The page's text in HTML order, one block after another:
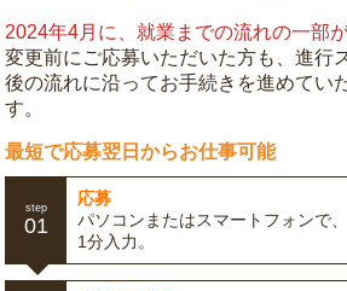
2024年4月に、就業までの流れの一部
変更前にご応募いただいた方も、進行
後の流れに沿ってお手続きを進めてい
す。
最短で応募翌日からお仕事可能
step
01
応募
パソコンまたはスマートフォンで
1分入力。